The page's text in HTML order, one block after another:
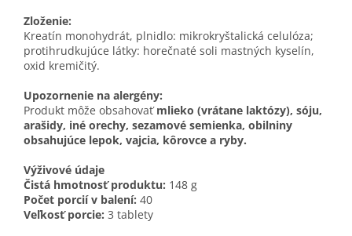
Zloženie:
Kreatín monohydrát, plnidlo: mikrokryštalická celulóza;
protihrudkujúce látky: horečnaté soli mastných kyselín,
oxid kremičitý.
Upozornenie na alergény:
Produkt môže obsahovaťmlieko (vrátane laktózy), sóju,
arašidy, iné orechy, sezamové semienka, obilniny
obsahujúce lepok, vajcia, kôrovce a ryby.
Výživové údaje
Čistá hmotnosť produktu: 148 g
Počet porcií v balení: 40
Veľkosť porcie: 3 tablety